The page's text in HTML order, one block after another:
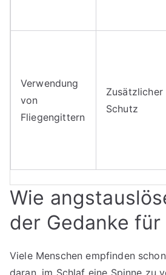
Verwendung
von
Fliegengittern
Zusätzlicher
Schutz
Wie
der Gedanke für
Viele Menschen empfinden
daran, im Schlaf eine Spinne zu